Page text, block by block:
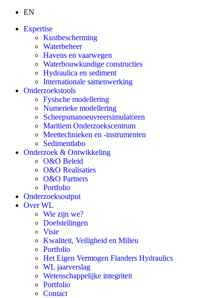
EN
Expertise
Kustbescherming
Waterbeheer
Havens en vaarwegen
Waterbouwkundige constructies
Hydraulica en sediment
Internationale samenwerking
Onderzoekstools
Fysische modellering
Numerieke modellering
Scheepsmanoeuvreersimulatoren
Maritiem Onderzoekscentrum
Meettechnieken en -instrumenten
Sedimentlabo
Onderzoek & Ontwikkeling
O&O Beleid
O&O Realisaties
O&O Partners
Portfolio
Onderzoeksoutput
Over WL
Wie zijn we?
Doelstellingen
Visie
Kwaliteit, Veiligheid en Milieu
Portfolio
Het Eigen Vermogen Flanders Hydraulics
WL jaarverslag
Wetenschappelijke integriteit
Portfolio
Contact